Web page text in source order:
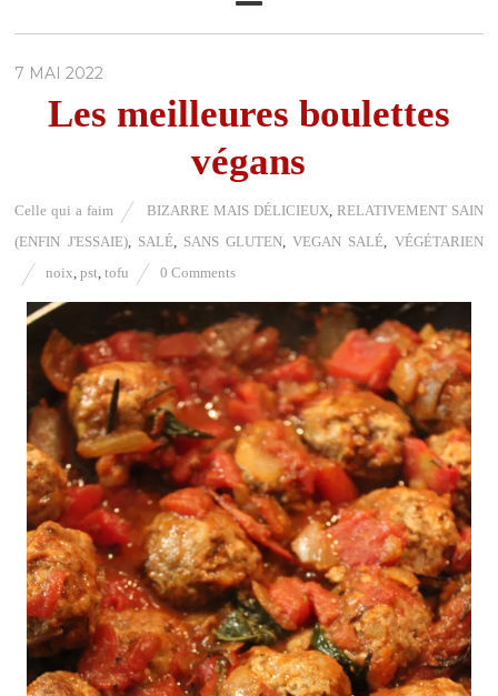
7 MAI 2022
Les meilleures boulettes
végans
Celle qui a faim BIZARRE MAIS DÉLICIEUX RELATIVEMENT SAIN
(ENFIN J'ESSAIE), SALÉ, SANS GLUTEN ,VEGAN SALÉ
VÉGÉTARIEN
noix ,pst ,tofu 0 Comments